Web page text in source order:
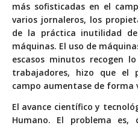
más sofisticadas en el
varios jornaleros, los
de la práctica inutilidad
máquinas. El uso de
escasos minutos recogen
trabajadores, hizo que el
campo aumentase de forma
El avance científico y
Humano. El problema